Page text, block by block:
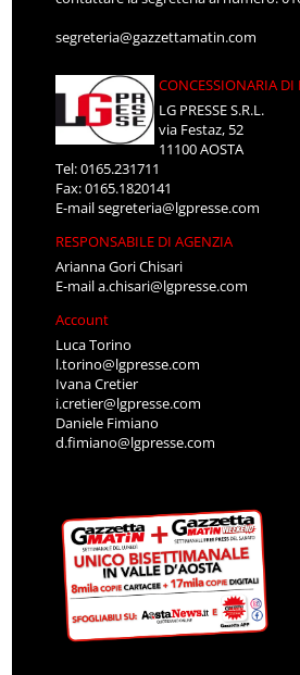
segreteria@gazzettamatin.com
CONCESSIONARIA DI
LG PRESSE S.R.L.
via Festaz, 52
11100 AOSTA
Tel: 0165.231711
Fax: 0165.1820141
E-mailsegreteria@lgpresse.com
RESPONSABILE DI AGENZIA
Arianna Gori Chisari
E-maila.chisari@lgpresse.com
Account
Luca Torino
l.torino@lgpresse.com
Ivana Cretier
i.cretier@lgpresse.com
Daniele Fimiano
d.fimiano@lgpresse.com